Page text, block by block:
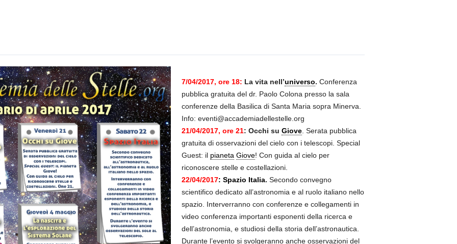
7/04/2017, ore 18: La vita nell’universo. Conferenza
pubblica gratuita del dr. Paolo Colona presso la sala
conferenze della Basilica di Santa Maria sopra Minerva.
Info: eventi@accademiadellestelle.org
21/04/2017, ore 21: Occhi su Giove. Serata pubblica
gratuita di osservazioni del cielo con i telescopi. Special
Guest: il pianeta Giove! Con guida al cielo per
riconoscere stelle e costellazioni.
22/04/2017: Spazio Italia. Secondo convegno
scientifico dedicato all’astronomia e al ruolo italiano nello
spazio. Interverranno con conferenze e collegamenti in
video conferenza importanti esponenti della ricerca e
dell’astronomia, e studiosi della storia dell’astronautica.
Durante l’evento si svolgeranno anche osservazioni del